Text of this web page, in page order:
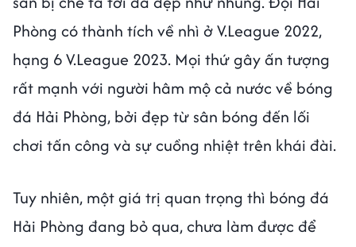
Phòng có thành tích về nhì ở V.League 2022,
hạng 6 V.League 2023. Mọi thứ gây ấn tượng
rất mạnh với người hâm mộ cả nước về bóng
đá Hải Phòng, bởi đẹp từ sân bóng đến lối
chơi tấn công và sự cuồng nhiệt trên khái đài.
Tuy nhiên, một giá trị quan trọng thì bóng đá
Hải Phòng đang bỏ qua, chưa làm được để